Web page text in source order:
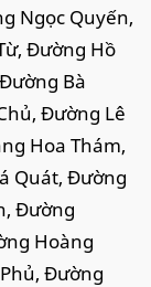
Ngọc Quyến,
Đường Hồ
Bà
Đường Lê
Hoa Thám,
Quát, Đường
Đường
Hoàng
Đường